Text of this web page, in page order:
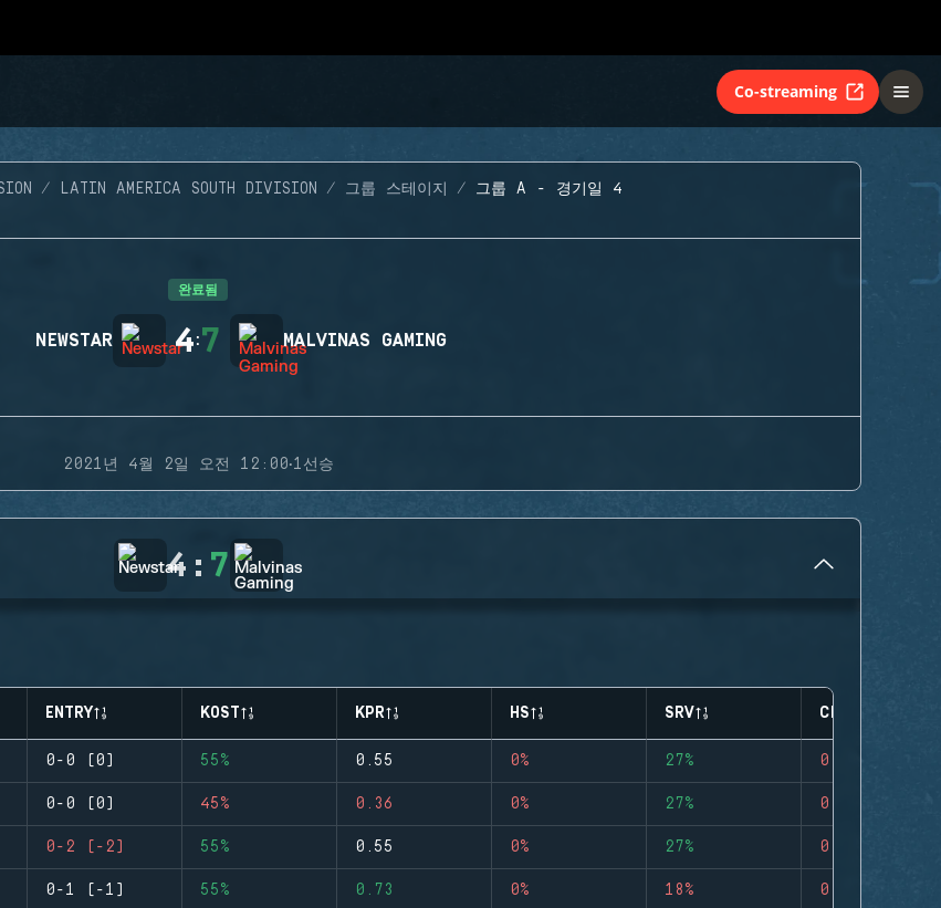
Co-streaming
LATIN AMERICA SOUTH DIVISION 그룹 스테이지 그룹 A - 경기일 4
완료됨
NEWSTAR 4:7 MALVINAS GAMING
2021년 4월 2일 오전 12:00·1선승
4 : 7
ENTRY KOST KPR HS SRV CLUTCHES
0-0 (0) 55% 0.55 0% 27% 0
0-0 (0) 45% 0.36 0% 27% 0
0-2 (-2) 55% 0.55 0% 27% 0
0-1 (-1) 55% 0.73 0% 18% 0